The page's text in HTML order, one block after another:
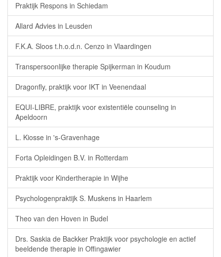
Praktijk Respons in Schiedam
Allard Advies in Leusden
F.K.A. Sloos t.h.o.d.n. Cenzo in Vlaardingen
Transpersoonlijke therapie Spijkerman in Koudum
Dragonfly, praktijk voor IKT in Veenendaal
EQUI-LIBRE, praktijk voor existentiële counseling in
Apeldoorn
L. Kiosse in 's-Gravenhage
Forta Opleidingen B.V. in Rotterdam
Praktijk voor Kindertherapie in Wijhe
Psychologenpraktijk S. Muskens in Haarlem
Theo van den Hoven in Budel
Drs. Saskia de Backker Praktijk voor psychologie en actief
beeldende therapie in Offingawier